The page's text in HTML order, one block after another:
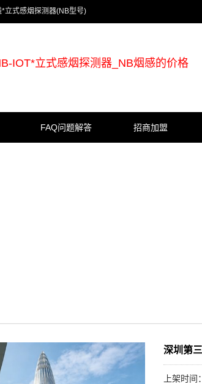
立式感烟探测器(NB型号)
IOT*立式感烟探测器_NB烟感的价格
FAQ问题解答 招商加盟
深圳第
上架时